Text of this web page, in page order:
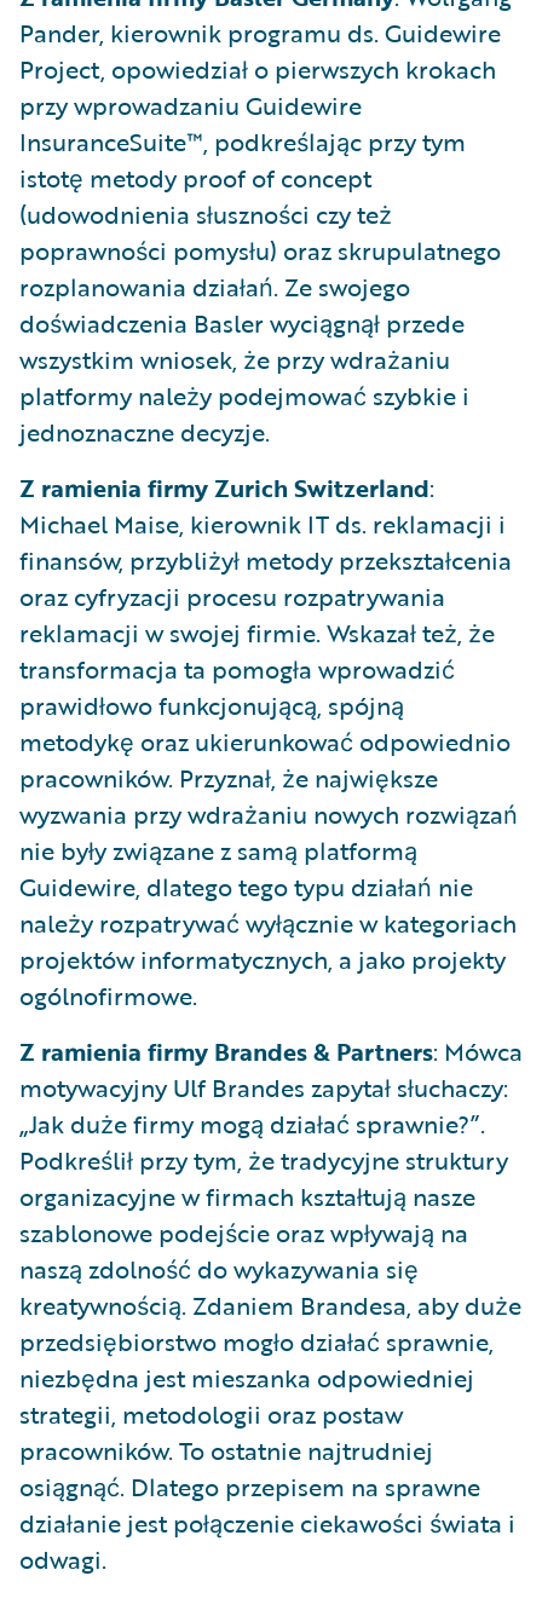
Pander, kierownik programu ds. Guidewire
Project, opowiedział o pierwszych krokach
przy wprowadzaniu Guidewire
InsuranceSuite™, podkreślając przy tym
istotę metody proof of concept
(udowodnienia słuszności czy też
poprawności pomysłu) oraz skrupulatnego
rozplanowania działań. Ze swojego
doświadczenia Basler wyciągnął przede
wszystkim wniosek, że przy wdrażaniu
platformy należy podejmować szybkie i
jednoznaczne decyzje.
Z ramienia firmyZurich Switzerland:
Michael Maise, kierownik IT ds. reklamacji i
finansów, przybliżył metody przekształcenia
oraz cyfryzacji procesu rozpatrywania
reklamacji w swojej firmie. Wskazał też, że
transformacja ta pomogła wprowadzić
prawidłowo funkcjonującą, spójną
metodykę oraz ukierunkować odpowiednio
pracowników. Przyznał, że największe
wyzwania przy wdrażaniu nowych rozwiązań
nie były związane z samą platformą
Guidewire, dlatego tego typu działań nie
należy rozpatrywać wyłącznie w kategoriach
projektów informatycznych, a jako projekty
ogólnofirmowe.
Z ramienia firmy Brandes & Partners: Mówca
motywacyjny Ulf Brandes zapytał słuchaczy:
„Jak duże firmy mogą działać sprawnie?”.
Podkreślił przy tym, że tradycyjne struktury
organizacyjne w firmach kształtują nasze
szablonowe podejście oraz wpływają na
naszą zdolność do wykazywania się
kreatywnością. Zdaniem Brandesa, aby duże
przedsiębiorstwo mogło działać sprawnie,
niezbędna jest mieszanka odpowiedniej
strategii, metodologii oraz postaw
pracowników. To ostatnie najtrudniej
osiągnąć. Dlatego przepisem na sprawne
działanie jest połączenie ciekawości świata i
odwagi.